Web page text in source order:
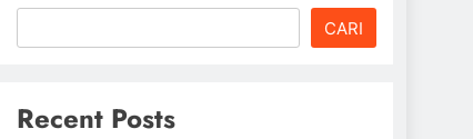
CARI
Recent Posts